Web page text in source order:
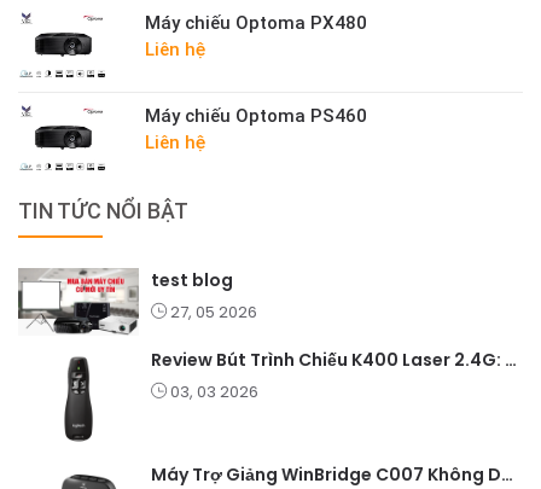
Máy chiếu Optoma PX480
Liên hệ
Máy chiếu Optoma PS460
Liên hệ
TIN TỨC NỔI BẬT
test blog
27, 05 2026
Review Bút Trình Chiếu K400 Laser 2.4G: Nhỏ Gọn, Ổn Định, Lý Tưởng Cho Giáo Viên Và Doanh Nghiệp
03, 03 2026
Máy Trợ Giảng WinBridge C007 Không Dây – Pin Lâu, Âm Thanh Rõ